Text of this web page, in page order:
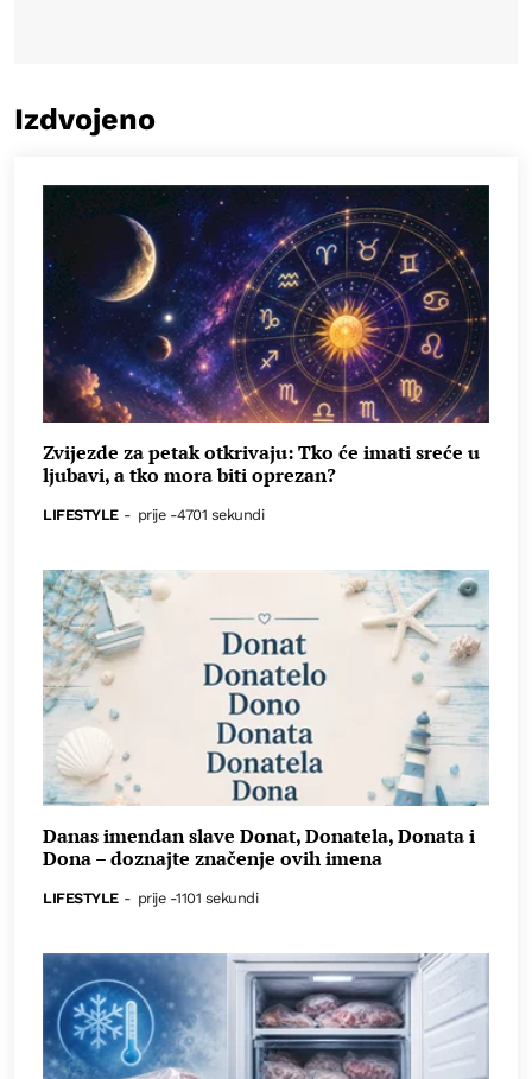
Izdvojeno
Zvijezde za petak otkrivaju: Tko će imati sreće u
ljubavi, a tko mora biti oprezan?
LIFESTYLE - prije -4701 sekundi
Danas imendan slave Donat, Donatela, Donata i
Dona – doznajte značenje ovih imena
LIFESTYLE - prije -1101 sekundi